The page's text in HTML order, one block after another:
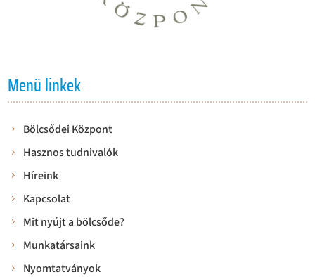
Menü linkek
Bölcsődei Központ
Hasznos tudnivalók
Híreink
Kapcsolat
Mit nyújt a bölcsőde?
Munkatársaink
Nyomtatványok